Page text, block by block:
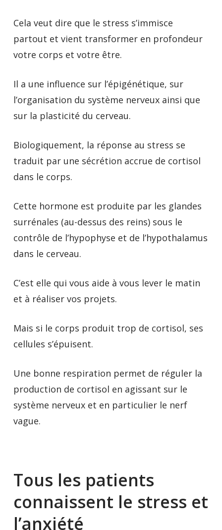
Cela veut dire que le stress s’immisce
partout et vient transformer en profondeur
votre corps et votre être.
Il a une influence sur l’épigénétique, sur
l’organisation du système nerveux ainsi que
sur la plasticité du cerveau.
Biologiquement, la réponse au stress se
traduit par une sécrétion accrue de cortisol
dans le corps.
Cette hormone est produite par les glandes
surrénales (au-dessus des reins) sous le
contrôle de l’hypophyse et de l’hypothalamus
dans le cerveau.
C’est elle qui vous aide à vous lever le matin
et à réaliser vos projets.
Mais si le corps produit trop de cortisol, ses
cellules s’épuisent.
Une bonne respiration permet de réguler la
production de cortisol en agissant sur le
système nerveux et en particulier le nerf
vague.
Tous les patients
connaissent le stress et
l’anxiété